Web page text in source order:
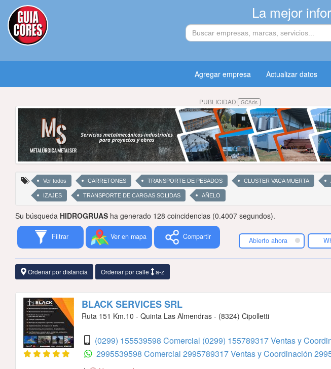
La mejor
Agregar empresa Actualizar datos
PUBLICIDAD GCAds
Ver todos CARRETONES TRANSPORTE DE PESADOS CLUSTER VACA MUERTA
IZAJES TRANSPORTE DE CARGAS SOLIDAS AÑELO
Su búsqueda HIDROGRUAS ha generado 128 coincidencias (0.4007 segundos).
Filtrar Ver en mapa Compartir Abierto ahora
Ordenar por distancia Ordenar por calle a-z
BLACK SERVICES SRL
Ruta 151 Km.10 - Quinta Las Almendras - (8324) Cipolletti
(0299) 155539598 Comercial (0299) 155789317 Ventas y
2995539598 Comercial 2995789317 Ventas y Coordinación